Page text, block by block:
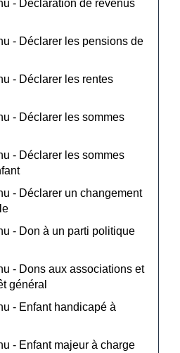
- Déclaration de revenus
- Déclarer les pensions de
- Déclarer les rentes
- Déclarer les sommes
- Déclarer les sommes
- Déclarer un changement
- Don à un parti politique
- Dons aux associations et
général
- Enfant handicapé à
- Enfant majeur à charge